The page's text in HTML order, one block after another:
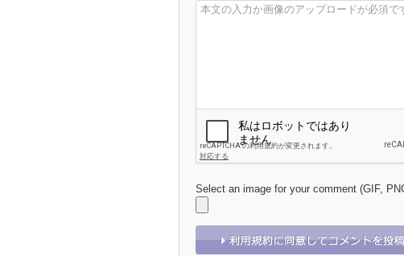
Select an image for your comment (GIF,